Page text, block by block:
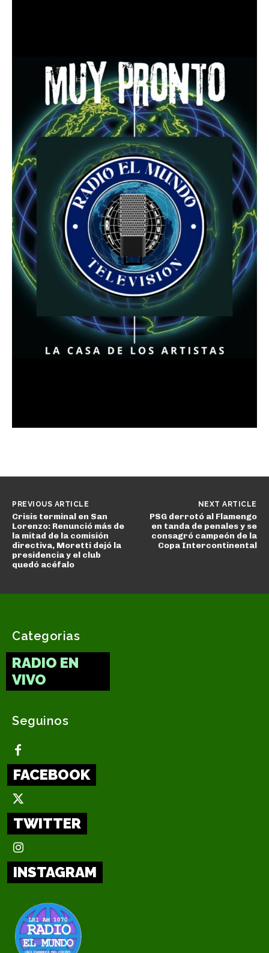
PREVIOUS ARTICLE
Crisis terminal en San
Lorenzo: Renunció más de
la mitad de la comisión
directiva, Moretti dejó la
presidencia y el club
quedó acéfalo
NEXT ARTICLE
PSG derrotó al Flamengo
en tanda de penales y se
consagró campeón de la
Copa Intercontinental
Categorias
RADIO EN
VIVO
Seguinos
FACEBOOK
TWITTER
INSTAGRAM